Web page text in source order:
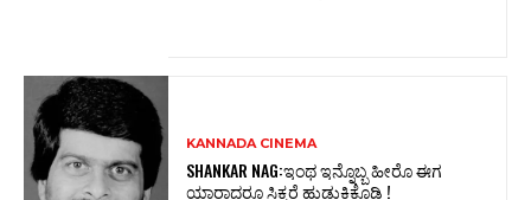
KANNADA CINEMA
SHANKAR NAG:ಇಂಥ ಇನ್ನೊಬ್ಬ ಹೀರೊ ಈಗ
ಯಾರಾದರೂ ಸಿಕ್ಕರೆ ಹುಡುಕಿಕೊಡಿ !